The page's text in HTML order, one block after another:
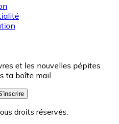
et les nouvelles pépites
ta boîte mail.
droits réservés.